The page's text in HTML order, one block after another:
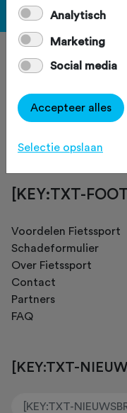
[KEY:TXT-
[KEY:TXT-FOOTER-4]
[KEY:TXT-
Voordelen Fietssport
Schadeformulier
Over Fietssport
Contact
Partners
FAQ
[KEY:TXT-
Analytisch
Marketing
Social media
Accepteer alles
Selectie opslaan